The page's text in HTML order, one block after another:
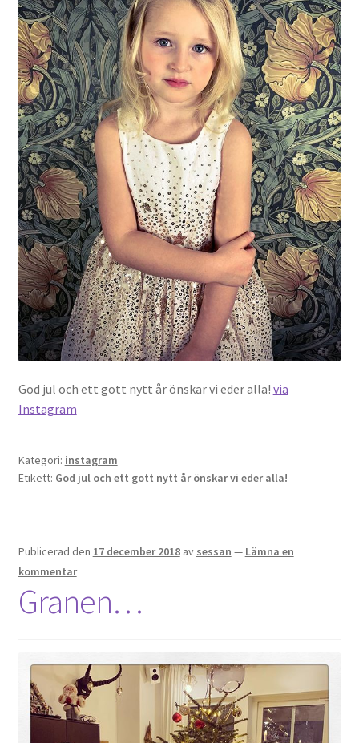
God jul och ett gott nytt år önskar vi eder alla! via
Instagram
Kategori: instagram
Etikett: God jul och ett gott nytt år önskar vi eder alla!
Publicerad den 17 december 2018 av sessan — Lämna en
kommentar
Granen…